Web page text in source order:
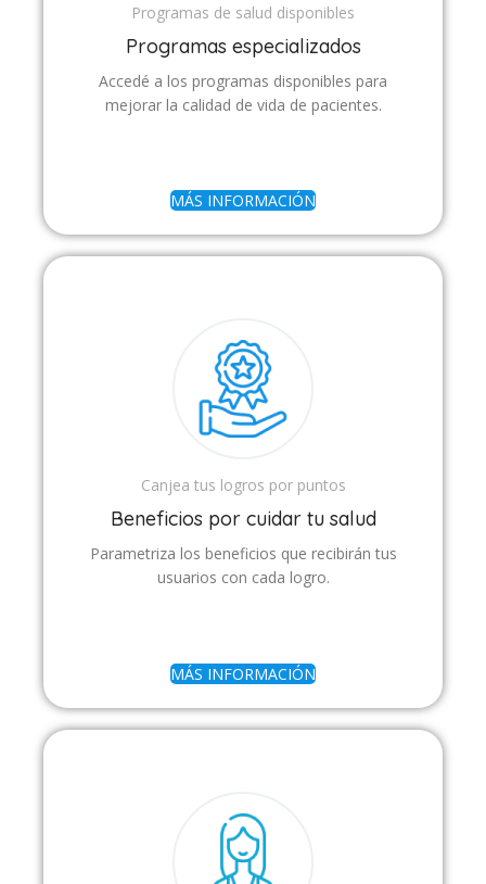
Programas de salud disponibles
Programas especializados
Accedé a los programas disponibles para
mejorar la calidad de vida de pacientes.
MÁS INFORMACIÓN
Canjea tus logros por puntos
Beneficios por cuidar tu salud
Parametriza los beneficios que recibirán tus
usuarios con cada logro.
MÁS INFORMACIÓN